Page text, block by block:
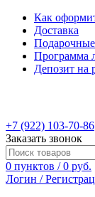
Как
Доставка
Программа
Депозит на
+7 (922) 103-70-86
Заказать звонок
0 пунктов / 0 руб.
Логин /